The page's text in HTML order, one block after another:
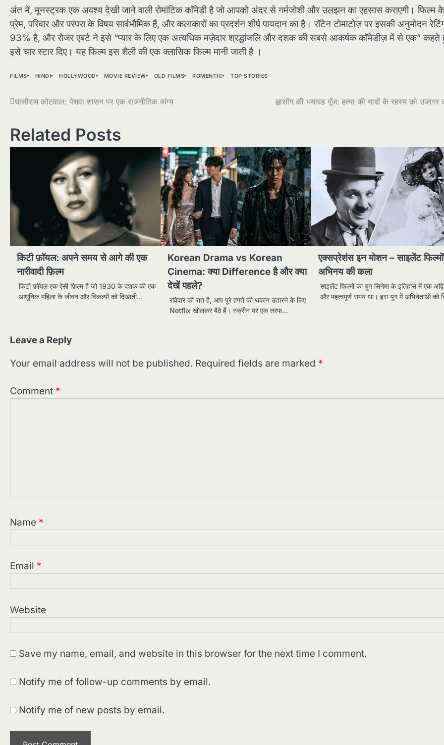
अंत में, मूनस्ट्रक एक अवश्य देखी जाने वाली रोमांटिक कॉमेडी है जो आपको अंदर से गर्मजोशी और उलझन का एहसास कराएगी। फिल्म
प्रेम, परिवार और परंपरा के विषय सार्वभौमिक हैं, और कलाकारों का प्रदर्शन शीर्ष पायदान का है। रॉटेन टोमाटोज़ पर इसकी अनुमोदन
93% है, और रोजर एबर्ट ने इसे “प्यार के लिए एक अत्यधिक मज़ेदार श्रद्धांजलि और दशक की सबसे आकर्षक कॉमेडीज़ में से एक” कहते
इसे चार स्टार दिए। यह फिल्म इस शैली की एक क्लासिक फिल्म मानी जाती है ।
FILMS HINDI HOLLYWOOD MOVIE REVIEW OLD FILMS ROMENTIC TOP STORIES
Post
घासीराम कोटवाल: पेशवा शासन पर एक राजनीतिक व्यंग्य ह्वासोंग की भयावह गूँज: हत्या की यादों के रहस्य को उजागर
Related Posts
किटी फ़ॉयल: अपने समय से आगे की एक
नारीवादी फ़िल्म
किटी फ़ॉयल एक ऐसी फ़िल्म है जो 1930 के दशक की एक
आधुनिक महिला के जीवन और विकल्पों को दिखाती…
Korean Drama vs Korean
Cinema: क्या Difference है और क्या
देखें पहले?
रविवार की रात है, आप पूरे हफ्ते की थकान उतारने के लिए
Netflix खोलकर बैठे हैं। स्क्रीन पर एक तरफ…
एक्सप्रेशंस इन मोशन – साइलेंट
अभिनय की कला
साइलेंट फिल्मों का युग सिनेमा के इतिहास में एक
और महत्वपूर्ण समय था। इस युग में अभिनेताओं को
Leave a Reply
Your email address will not be published. Required fields are marked *
Comment *
Name *
Email *
Website
Save my name, email, and website in this browser for the next time I comment.
Notify me of follow-up comments by email.
Notify me of new posts by email.